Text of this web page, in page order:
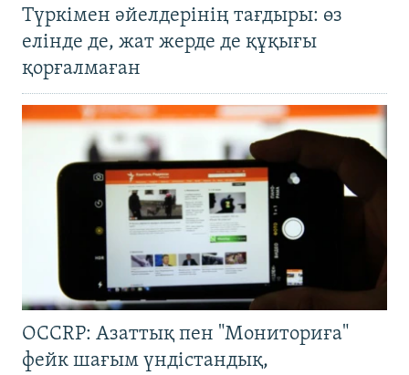
Түркімен әйелдерінің тағдыры: өз
елінде де, жат жерде де құқығы
қорғалмаған
OCCRP: Азаттық пен "Мониториға"
фейк шағым үндістандық,